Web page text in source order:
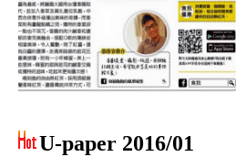
U-paper 2016/01